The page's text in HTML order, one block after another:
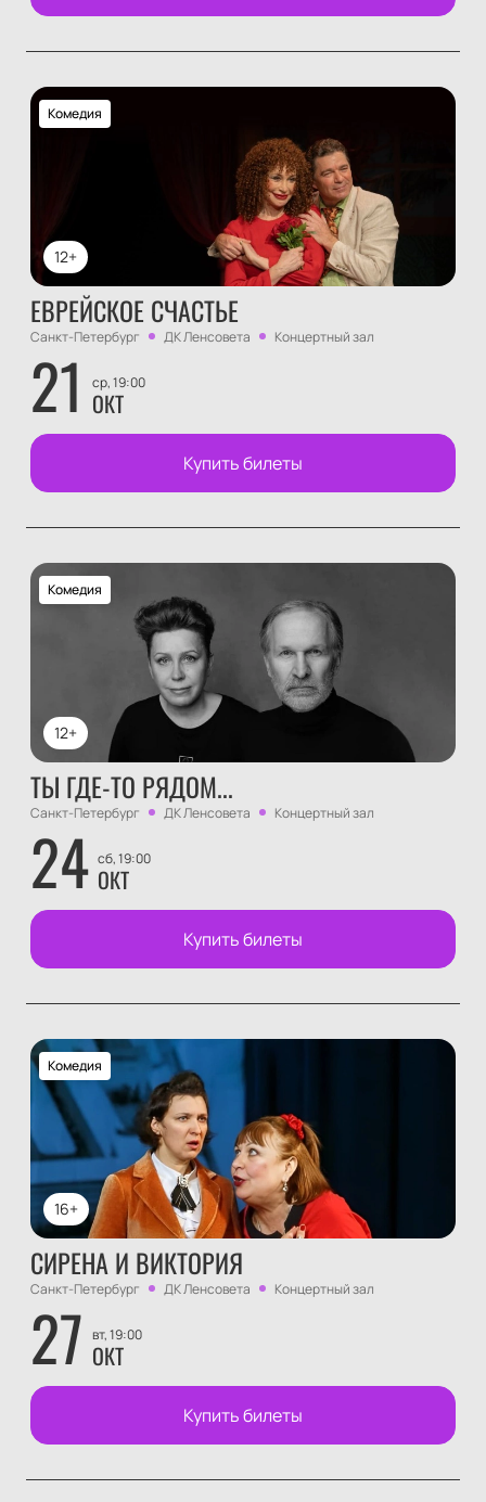
12+
Комедия
ЕВРЕЙСКОЕ СЧАСТЬЕ
Санкт-Петербург ДК Ленсовета Концертный зал
21 ср, 19:00
ОКТ
Купить билеты
12+
Комедия
ТЫ ГДЕ-ТО РЯДОМ...
Санкт-Петербург ДК Ленсовета Концертный зал
24 сб, 19:00
ОКТ
Купить билеты
16+
Комедия
СИРЕНА И ВИКТОРИЯ
Санкт-Петербург ДК Ленсовета Концертный зал
27 вт, 19:00
ОКТ
Купить билеты